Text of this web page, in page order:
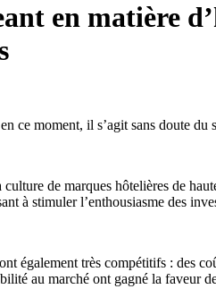
en matière
ce moment, il s’agit sans doute du
de marques hôtelières de
à stimuler l’enthousiasme des
également très compétitifs : des
au marché ont gagné la faveur